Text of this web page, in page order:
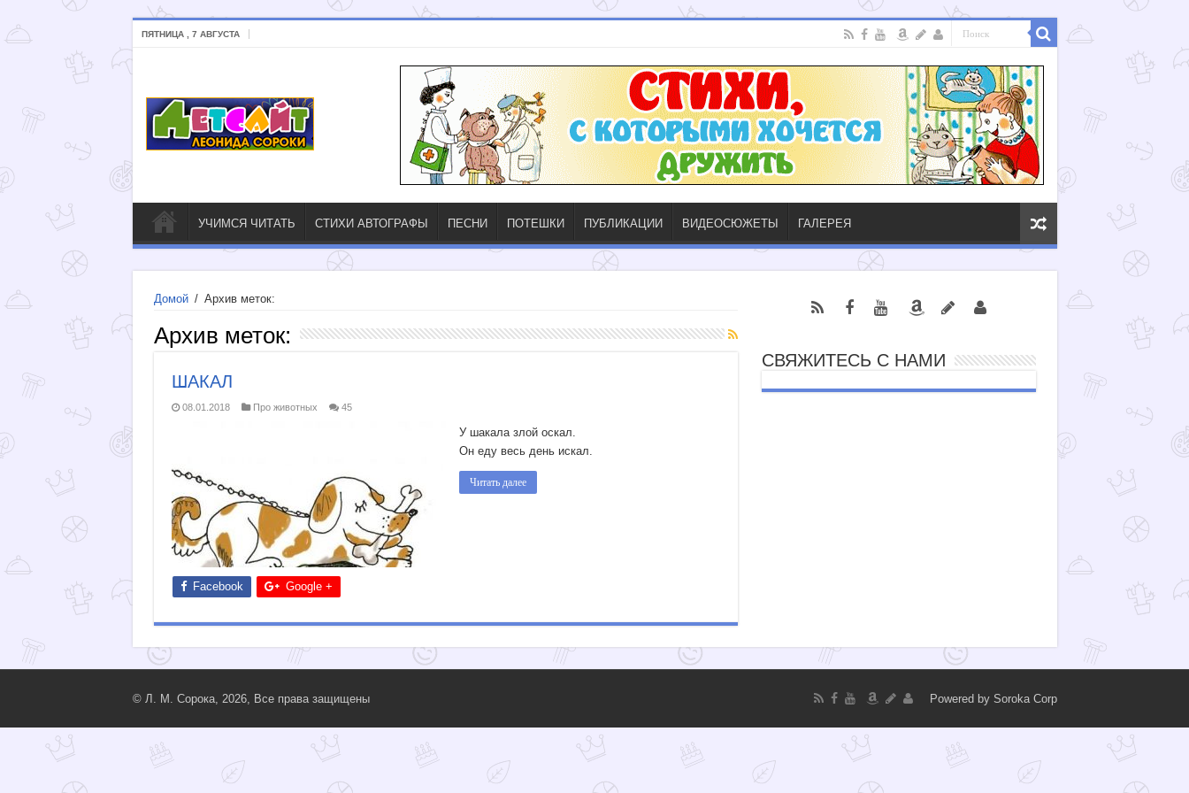
ПЯТНИЦА , 7 АВГУСТА
УЧИМСЯ ЧИТАТЬ СТИХИ АВТОГРАФЫ ПЕСНИ ПОТЕШКИ ПУБЛИКАЦИИ ВИДЕОСЮЖЕТЫ ГАЛЕРЕЯ
Домой / Архив меток:
Архив меток:
ШАКАЛ
08.01.2018 Про животных 45
У шакала злой оскал.
Он еду весь день искал.
Читать далее
Facebook Google +
СВЯЖИТЕСЬ С НАМИ
Powered by Soroka Corp
© Л. М. Сорока, 2026, Все права защищены